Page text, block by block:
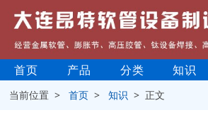
首页 产品 分类 知识
当前位置 >首页 >知识 > 正文